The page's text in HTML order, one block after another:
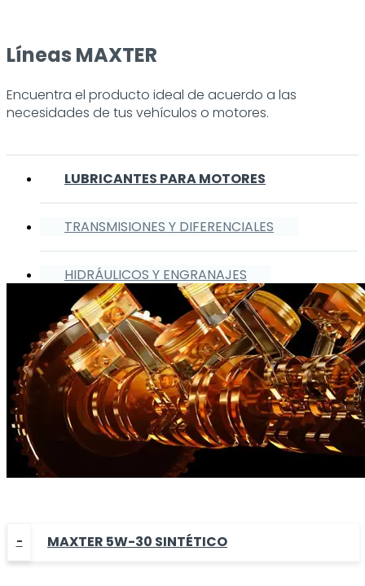
Líneas MAXTER
Encuentra el producto ideal de acuerdo a las
necesidades de tus vehículos o motores.
LUBRICANTES PARA MOTORES
TRANSMISIONES Y DIFERENCIALES
HIDRÁULICOS Y ENGRANAJES
MAXTER 5W-30 SINTÉTICO